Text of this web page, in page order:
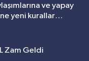
ve yapay
yeni kurallar
Zam Geldi